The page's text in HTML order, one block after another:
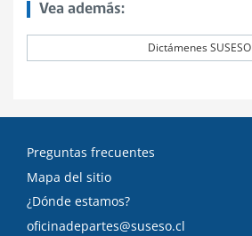
Vea además:
Dictámenes SUSESO
Preguntas frecuentes
Mapa del sitio
¿Dónde estamos?
oficinadepartes@suseso.cl